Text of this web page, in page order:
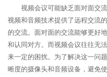
视频会议可能缺乏面对面交
视频和音频技术提供了远程交流
的交流。面对面的交流能够更好
和认同对方。而视频会议往往无
来一定的困扰。为了解决这一问
晰度的摄像头和音频设备，避免